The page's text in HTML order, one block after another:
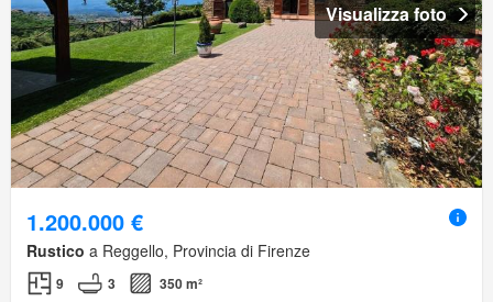
Visualizza foto
1.200.000 €
Rustico a Reggello, Provincia di Firenze
9 3
350 m²